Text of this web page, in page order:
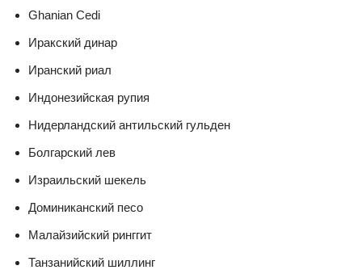
Ghanian Cedi
Иракский динар
Иранский риал
Индонезийская рупия
Нидерландский антильский гульден
Болгарский лев
Израильский шекель
Доминиканский песо
Малайзийский ринггит
Танзанийский шиллинг